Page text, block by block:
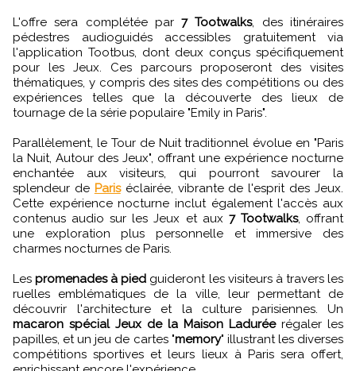
L'offre sera complétée par7 Tootwalks, des itinéraires
pédestres audioguidés accessibles gratuitement via
l'application Tootbus, dont deux conçus spécifiquement
pour les Jeux. Ces parcours proposeront des visites
thématiques, y compris des sites des compétitions ou des
expériences telles que la découverte des lieux de
tournage de la série populaire "Emily in Paris".
Parallèlement, le Tour de Nuit traditionnel évolue en "Paris
la Nuit, Autour des Jeux", offrant une expérience nocturne
enchantée aux visiteurs, qui pourront savourer la
splendeur de Pariséclairée, vibrante de l'esprit des Jeux.
Cette expérience nocturne inclut également l'accès aux
contenus audio sur les Jeux et aux 7 Tootwalks, offrant
une exploration plus personnelle et immersive des
charmes nocturnes de Paris.
Lespromenades à pied guideront les visiteurs à travers les
ruelles emblématiques de la ville, leur permettant de
découvrir l'architecture et la culture parisiennes. Un
macaron spécial Jeux de la Maison Laduréerégaler les
papilles, et un jeu de cartes "memory" illustrant les diverses
compétitions sportives et leurs lieux à Paris sera offert,